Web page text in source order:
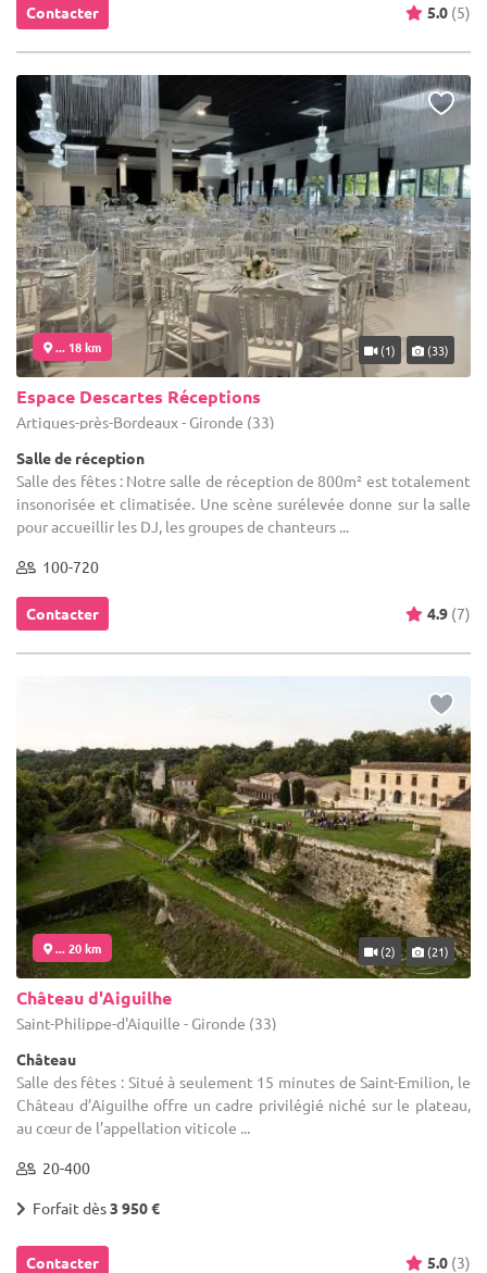
Contacter 5.0 (5)
... 18 km (1) (33)
Espace Descartes Réceptions
Artigues-près-Bordeaux - Gironde (33)
Salle de réception
Salle des fêtes : Notre salle de réception de 800m² est totalement
insonorisée et climatisée. Une scène surélevée donne sur la salle
pour accueillir les DJ, les groupes de chanteurs ...
100-720
Contacter 4.9 (7)
... 20 km (2) (21)
Château d'Aiguilhe
Saint-Philippe-d'Aiguille - Gironde (33)
Château
Salle des fêtes : Situé à seulement 15 minutes de Saint-Emilion, le
Château d’Aiguilhe offre un cadre privilégié niché sur le plateau,
au cœur de l’appellation viticole ...
20-400
Forfait dès3 950 €
Contacter 5.0 (3)